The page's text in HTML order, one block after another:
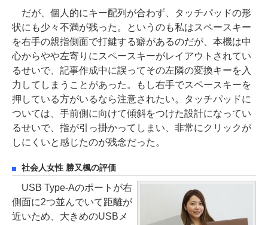
だが、個人的にキー配列が合わず、タッチパッドの形
状にも少々不満が残った。というのも私はスペースキー
を右手の親指側面で打鍵する癖があるのだが、本機は中
心からやや左寄りにスペースキーがレイアウトされてい
るせいで、記事作成中に誤ってその左隣の変換キーを入
力してしまうことがあった。もし右手でスペースキーを
押している方がいるなら注意されたい。タッチパッドに
ついては、手前側に向けて傾斜をつけた設計になってい
るせいで、指が引っ掛かってしまい、非常にクリックが
しにくいと感じたのが残念だった。
社会人女性 勝又楓の評価
USB Type-Aのポートが右
側面に2つ並んでいて距離が
近いため、大きめのUSBメ